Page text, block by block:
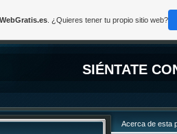
SIÉNTATE
Acerca de esta
. ¿Quieres tener tu propio sitio web?